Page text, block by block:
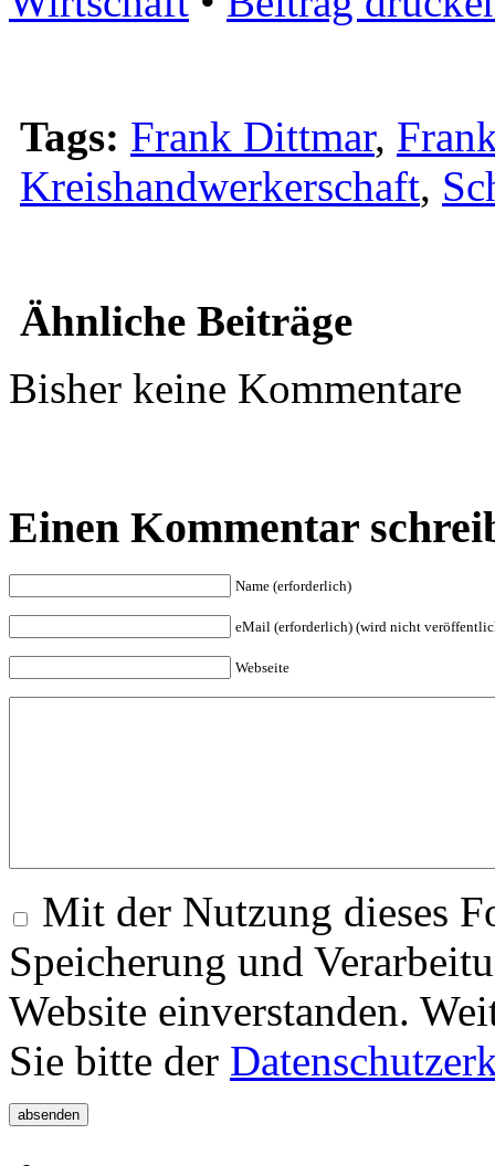
Tags: Frank Dittmar,
Kreishandwerkerschaft,
Ähnliche Beiträge
Bisher keine Kommentare
Einen Kommentar
Name (erforderlich)
eMail (erforderlich) (wird nicht
Webseite
Mit der Nutzung dieses
Speicherung und
Website einverstanden.
Sie bitte der